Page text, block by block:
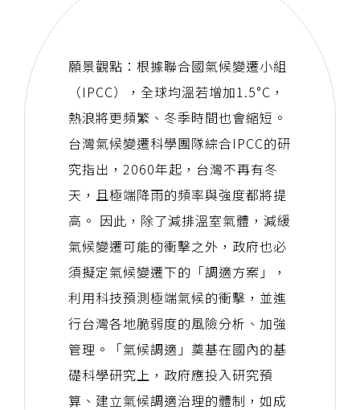
願景觀點：根據聯合國氣候變遷小組
（IPCC），全球均溫若增加1.5°C，
熱浪將更頻繁、冬季時間也會縮短。
台灣氣候變遷科學團隊綜合IPCC的研
究指出，2060年起，台灣不再有冬
天，且極端降雨的頻率與強度都將提
高。 因此，除了減排溫室氣體，減緩
氣候變遷可能的衝擊之外，政府也必
須擬定氣候變遷下的「調適方案」，
利用科技預測極端氣候的衝擊，並進
行台灣各地脆弱度的風險分析、加強
管理。「氣候調適」奠基在國內的基
礎科學研究上，政府應投入研究預
算、建立氣候調適治理的體制，如成